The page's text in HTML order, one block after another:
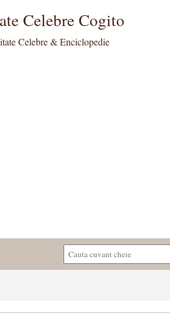
Celebre Cogito
Celebre & Enciclopedie